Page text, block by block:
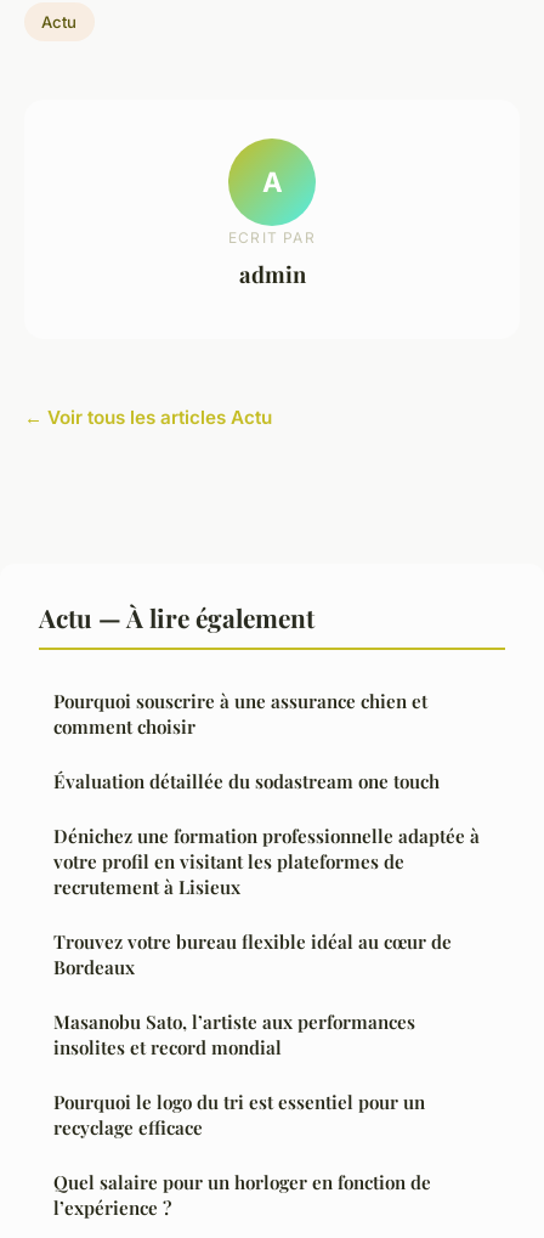
Actu
A
ECRIT PAR
admin
← Voir tous les articles Actu
Actu — À lire également
Pourquoi souscrire à une assurance chien et
comment choisir
Évaluation détaillée du sodastream one touch
Dénichez une formation professionnelle adaptée à
votre profil en visitant les plateformes de
recrutement à Lisieux
Trouvez votre bureau flexible idéal au cœur de
Bordeaux
Masanobu Sato, l’artiste aux performances
insolites et record mondial
Pourquoi le logo du tri est essentiel pour un
recyclage efficace
Quel salaire pour un horloger en fonction de
l’expérience ?